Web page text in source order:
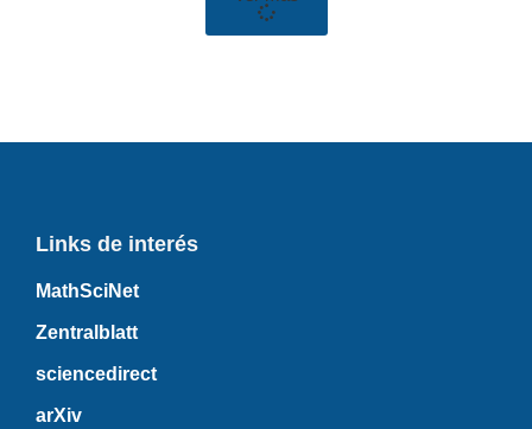
Links de interés
MathSciNet
Zentralblatt
sciencedirect
arXiv